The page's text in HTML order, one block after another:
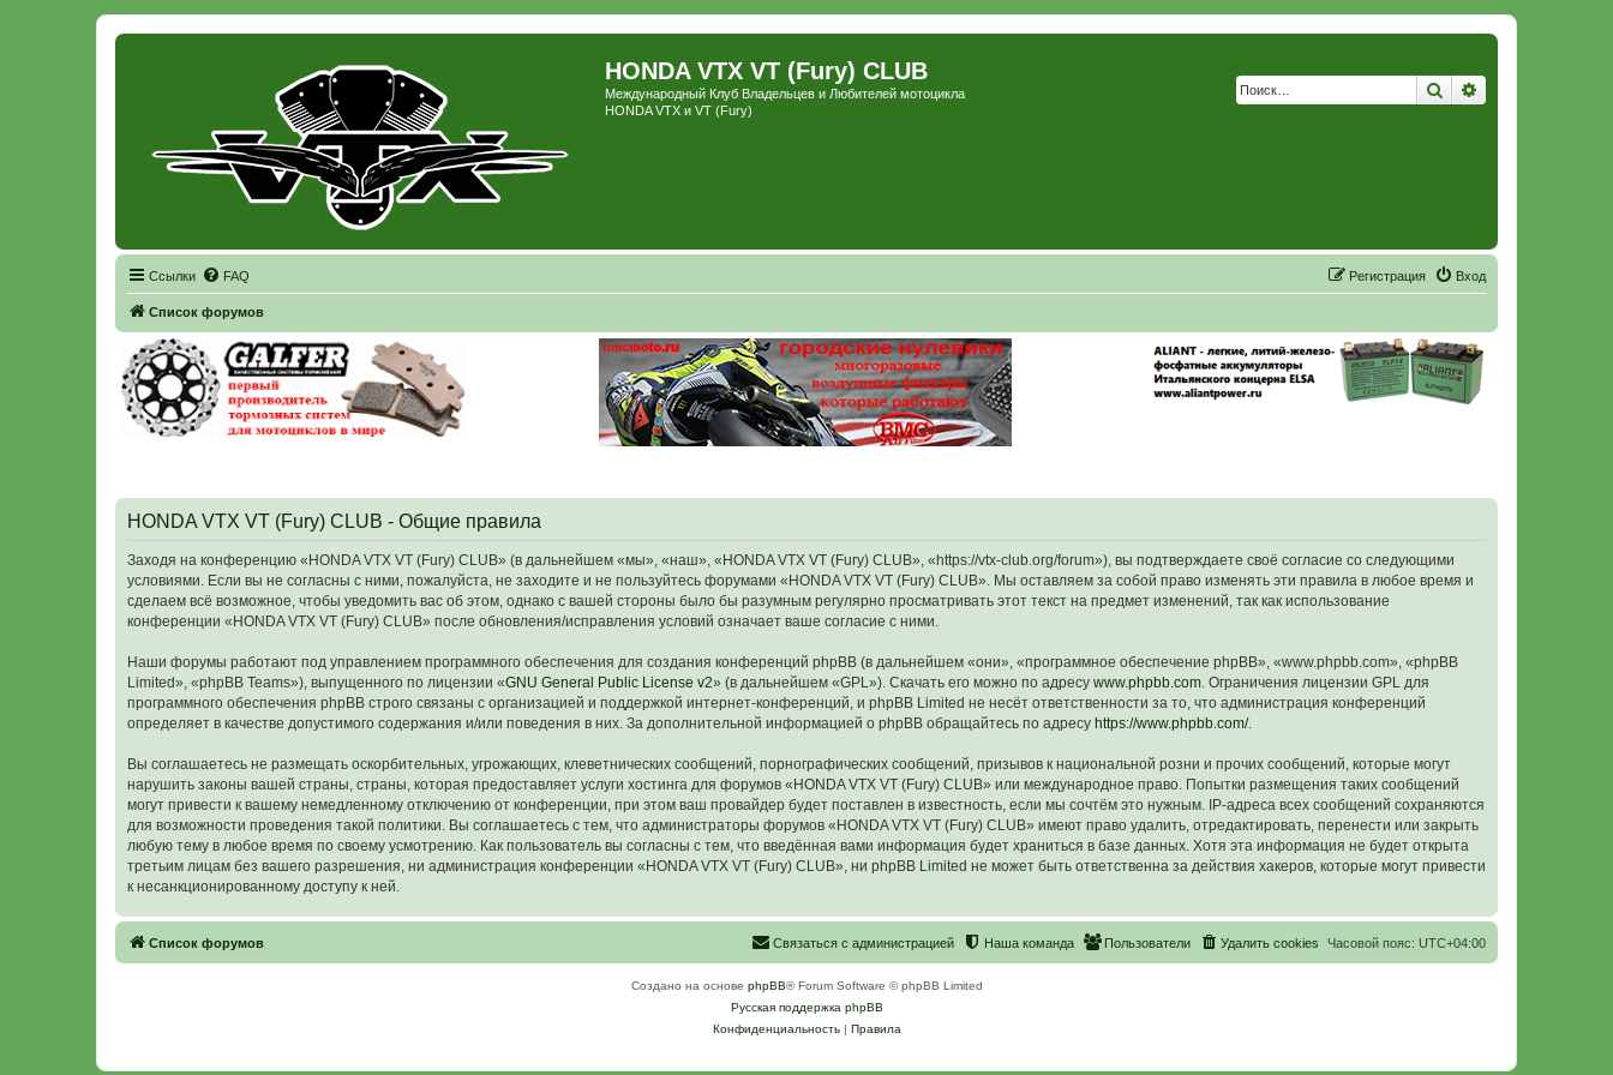
HONDA VTX VT (Fury) CLUB
Международный Клуб Владельцев и Любителей мотоцикла
HONDA VTX и VT (Fury)
Поиск
Ссылки FAQ Вход
Регистрация
Список форумов
HONDA VTX VT (Fury) CLUB - Общие правила
Заходя на конференцию «HONDA VTX VT (Fury) CLUB» (в дальнейшем «мы», «наш», «HONDA VTX VT (Fury) CLUB», «https://vtx-club.org/forum»), вы подтверждаете своё согласие со следующими
условиями. Если вы не согласны с ними, пожалуйста, не заходите и не пользуйтесь форумами «HONDA VTX VT (Fury) CLUB». Мы оставляем за собой право изменять эти правила в любое время и
сделаем всё возможное, чтобы уведомить вас об этом, однако с вашей стороны было бы разумным регулярно просматривать этот текст на предмет изменений, так как использование
конференции «HONDA VTX VT (Fury) CLUB» после обновления/исправления условий означает ваше согласие с ними.
Наши форумы работают под управлением программного обеспечения для создания конференций phpBB (в дальнейшем «они», «программное обеспечение phpBB», «www.phpbb.com», «phpBB
Limited», «phpBB Teams»), выпущенного по лицензии «GNU General Public License v2» (в дальнейшем «GPL»). Скачать его можно по адресу www.phpbb.com. Ограничения лицензии GPL для
программного обеспечения phpBB строго связаны с организацией и поддержкой интернет-конференций, и phpBB Limited не несёт ответственности за то, что администрация конференций
определяет в качестве допустимого содержания и/или поведения в них. За дополнительной информацией о phpBB обращайтесь по адресу https://www.phpbb.com/.
Вы соглашаетесь не размещать оскорбительных, угрожающих, клеветнических сообщений, порнографических сообщений, призывов к национальной розни и прочих сообщений, которые могут
нарушить законы вашей страны, страны, которая предоставляет услуги хостинга для форумов «HONDA VTX VT (Fury) CLUB» или международное право. Попытки размещения таких сообщений
могут привести к вашему немедленному отключению от конференции, при этом ваш провайдер будет поставлен в известность, если мы сочтём это нужным. IP-адреса всех сообщений сохраняются
для возможности проведения такой политики. Вы соглашаетесь с тем, что администраторы форумов «HONDA VTX VT (Fury) CLUB» имеют право удалить, отредактировать, перенести или закрыть
любую тему в любое время по своему усмотрению. Как пользователь вы согласны с тем, что введённая вами информация будет храниться в базе данных. Хотя эта информация не будет открыта
третьим лицам без вашего разрешения, ни администрация конференции «HONDA VTX VT (Fury) CLUB», ни phpBB Limited не может быть ответственна за действия хакеров, которые могут привести
к несанкционированному доступу к ней.
Список форумов Часовой пояс: UTC+04:00
Удалить cookies
Пользователи
Наша команда
Связаться с
Связаться с администрацией
Создано на основе phpBB® Forum Software © phpBB Limited
Русская поддержка phpBB
Конфиденциальность| Правила